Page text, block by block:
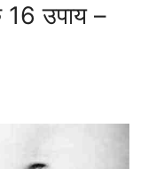
उपाय –